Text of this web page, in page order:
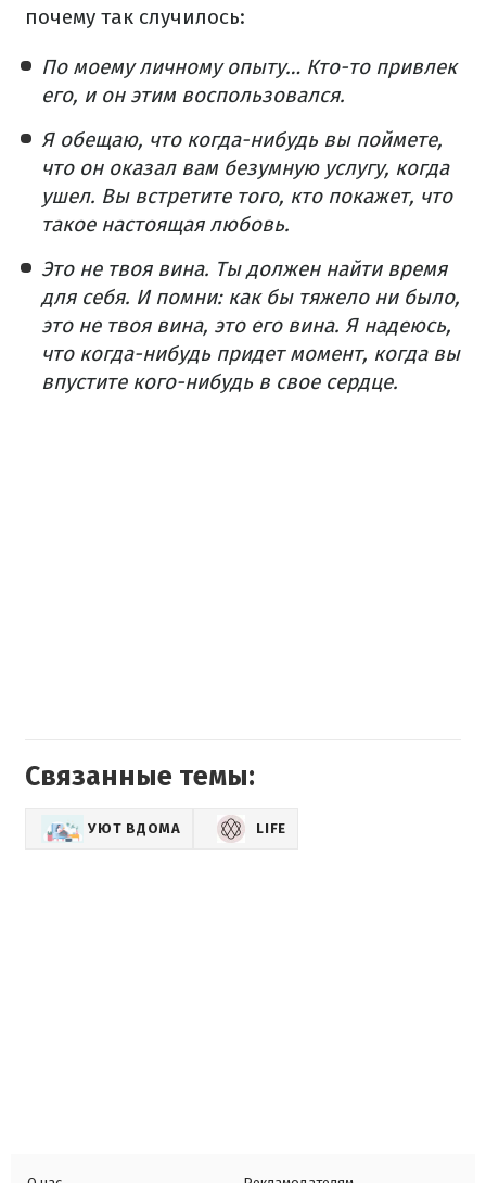
почему так случилось:
По моему личному опыту… Кто-то привлек
его, и он этим воспользовался.
Я обещаю, что когда-нибудь вы поймете,
что он оказал вам безумную услугу, когда
ушел. Вы встретите того, кто покажет, что
такое настоящая любовь.
Это не твоя вина. Ты должен найти время
для себя. И помни: как бы тяжело ни было,
это не твоя вина, это его вина. Я надеюсь,
что когда-нибудь придет момент, когда вы
впустите кого-нибудь в свое сердце.
Связанные темы:
УЮТ ВДОМА LIFE